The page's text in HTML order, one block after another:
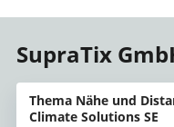
SupraTix
Thema Nähe und
Climate Solutions SE